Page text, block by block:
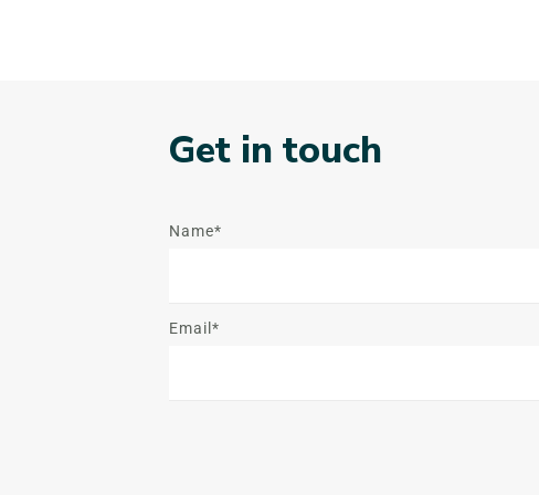
Get in touch
Name*
Email*